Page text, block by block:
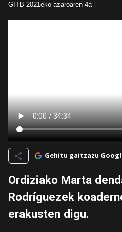
GITB 2021eko azaroaren 4a
Gehitu gaitzazu
Ordiziako Marta
Rodríguezek
erakusten digu.